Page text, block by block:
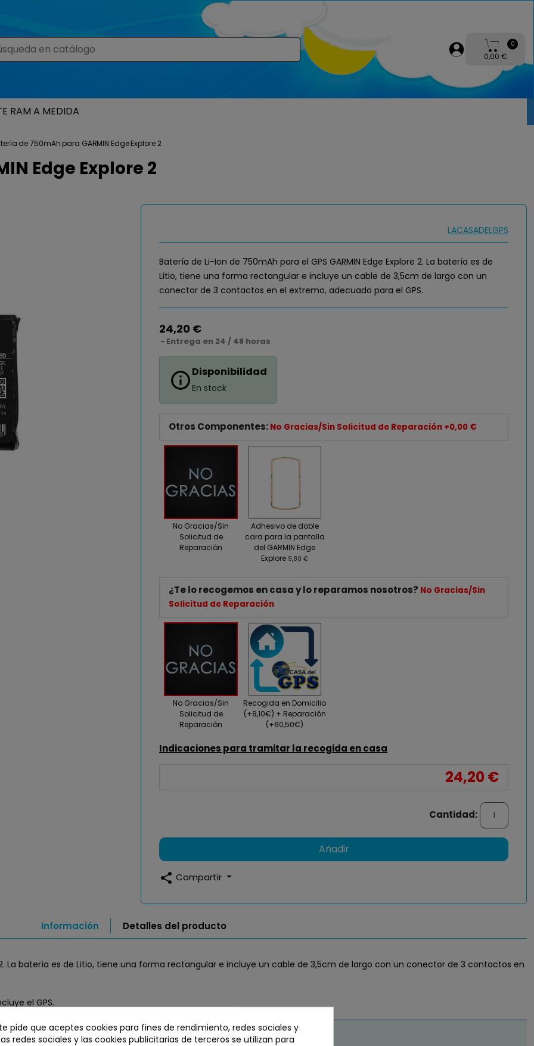
0
0,00 €
RAM A MEDIDA
de 750mAh para GARMIN Edge Explore 2
Edge Explore 2
LACASADELGPS
Batería de Li-Ion de 750mAh para el GPS GARMIN Edge Explore 2. La batería es de
Litio, tiene una forma rectangular e incluye un cable de 3,5cm de largo con un
conector de 3 contactos en el extremo, adecuado para el GPS.
24,20 €
Entrega en 24 / 48 horas
info_outlineDisponibilidad
En stock
Otros Componentes: No Gracias/Sin Solicitud de Reparación +0,00 €
No Gracias/Sin
Solicitud de
Reparación
Adhesivo de doble
cara para la pantalla
del GARMIN Edge
Explore 9,80 €
¿Te lo recogemos en casa y lo reparamos nosotros? No Gracias/Sin
Solicitud de Reparación
No Gracias/Sin
Solicitud de
Reparación
Recogida en Domicilio
(+8,10€) + Reparación
(+60,50€)
Indicaciones para tramitar la recogida en casa
24,20 €
Cantidad:
Añadir
share Compartir
Información Detalles del producto
2. La batería es de Litio, tiene una forma rectangular e incluye un cable de 3,5cm de largo con un conector de 3 contactos en
el GPS.
nuestro servicio técnico cambie la batería.
pide que aceptes cookies para fines de rendimiento, redes sociales y
redes sociales y las cookies publicitarias de terceros se utilizan para